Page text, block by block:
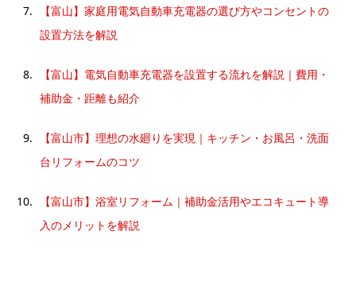
【富山】家庭用電気自動車充電器の選び方やコンセントの
設置方法を解説
【富山】電気自動車充電器を設置する流れを解説｜費用・
補助金・距離も紹介
【富山市】理想の水廻りを実現｜キッチン・お風呂・洗面
台リフォームのコツ
【富山市】浴室リフォーム｜補助金活用やエコキュート導
入のメリットを解説